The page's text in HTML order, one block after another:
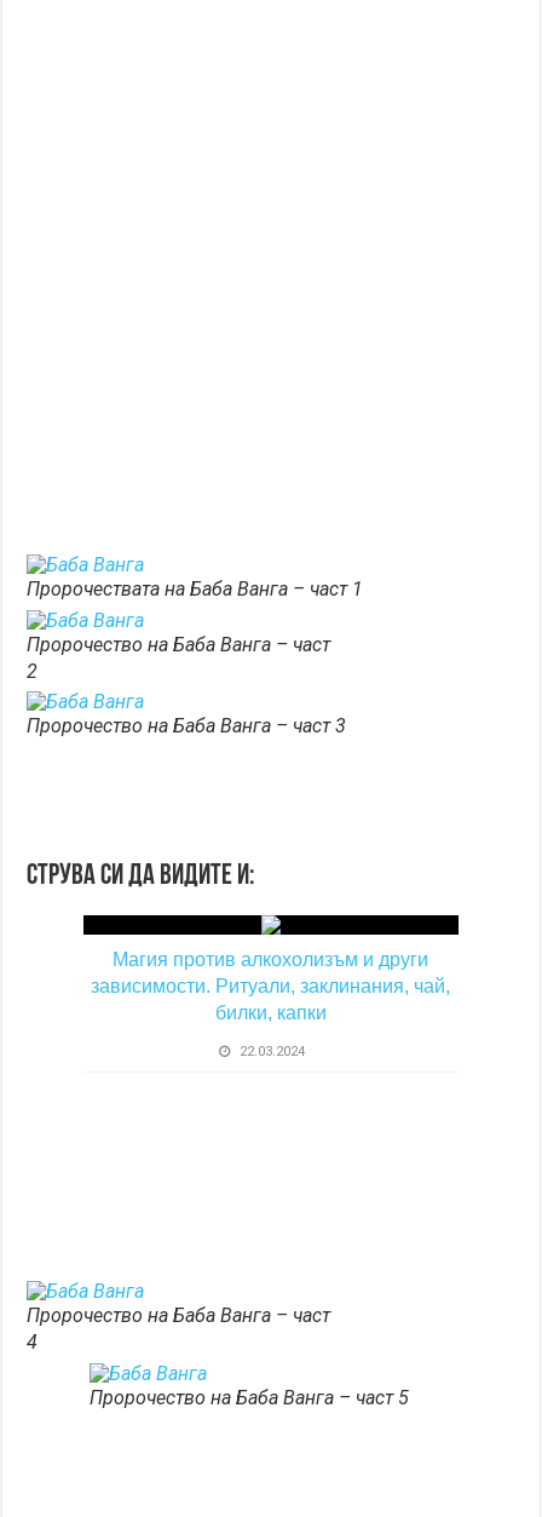
Пророчествата на Баба Ванга – част 1
Пророчество на Баба Ванга – част
2
Пророчество на Баба Ванга – част 3
Струва си да видите и:
Магия против алкохолизъм и други
зависимости. Ритуали, заклинания, чай,
билки, капки
22.03.2024
Пророчество на Баба Ванга – част
4
Пророчество на Баба Ванга – част 5